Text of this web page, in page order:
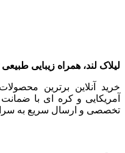
لیلاک‌ لند، همراه زیبایی طبیعی
خرید آنلاین برترین
آمریکایی و کره ای با
تخصصی و ارسال سریع به